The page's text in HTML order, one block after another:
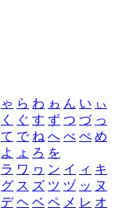
ゃ ら わ ゎ ん い ぃ
く ぐ す ず つ づ っ
て で ね へ べ ぺ め
よ ょ ろ を
ラ ワ ヮ ン イ ィ キ
グ ス ズ ツ ヅ ッ ヌ
デ ヘ ベ ペ メ レ オ